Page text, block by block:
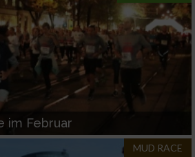
im Februar
MUD RACE